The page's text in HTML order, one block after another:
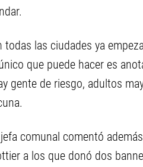
todas las ciudades ya
que puede hacer es
gente de riesgo, adultos
comunal comentó
a los que donó dos